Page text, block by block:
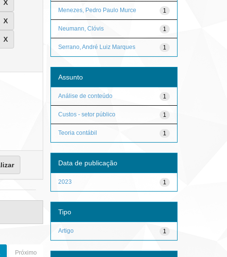
Próximo
1
Menezes, Pedro Paulo Murce
1
Neumann, Clóvis
1
Serrano, André Luiz Marques
Assunto
1
Análise de conteúdo
1
Custos - setor público
1
Teoria contábil
Data de publicação
1
2023
Tipo
1
Artigo